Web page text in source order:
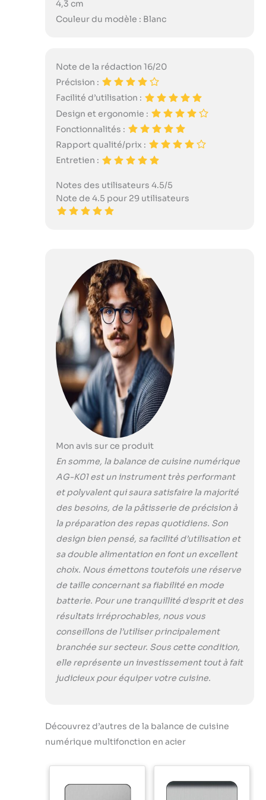
4,3 cm
Couleur du modèle : Blanc
Note de la rédaction 16/20
Précision :
Facilité d’utilisation :
Design et ergonomie :
Fonctionnalités :
Rapport qualité/prix :
Entretien :
Notes des utilisateurs 4.5/5
Note de 4.5 pour 29 utilisateurs
Mon avis sur ce produit
En somme, la balance de cuisine numérique
AG-K01 est un instrument très performant
et polyvalent qui saura satisfaire la majorité
des besoins, de la pâtisserie de précision à
la préparation des repas quotidiens. Son
design bien pensé, sa facilité d’utilisation et
sa double alimentation en font un excellent
choix. Nous émettons toutefois une réserve
de taille concernant sa fiabilité en mode
batterie. Pour une tranquillité d’esprit et des
résultats irréprochables, nous vous
conseillons de l’utiliser principalement
branchée sur secteur. Sous cette condition,
elle représente un investissement tout à fait
judicieux pour équiper votre cuisine.
Découvrez d’autres de la balance de cuisine
numérique multifonction en acier